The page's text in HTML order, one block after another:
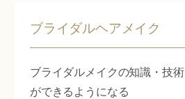
ブライダルヘアメイク
ブライダルメイクの知識・技
ができるようになる